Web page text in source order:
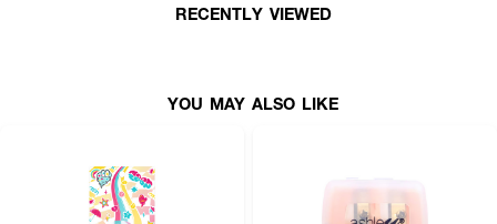
RECENTLY VIEWED
YOU MAY ALSO LIKE